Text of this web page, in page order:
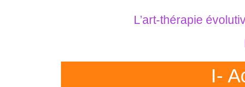
L’art-thérapie
I-